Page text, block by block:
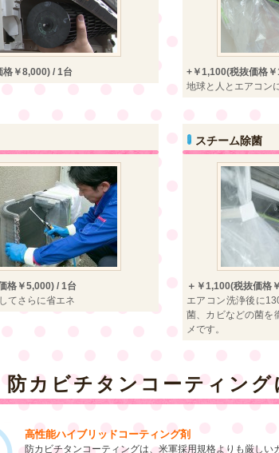
￥8,000) / 1台
+￥1,100(税抜価格
地球と人とエアコン
格￥5,000) / 1台
てさらに省エネ
スチーム除菌
＋￥1,100(税抜価格
エアコン洗浄後に
菌、カビなどの菌を
メです。
防カビチタンコーティング
高性能ハイブリッドコーティング剤
防カビチタンコーティングは、米軍採用規格よりも厳し